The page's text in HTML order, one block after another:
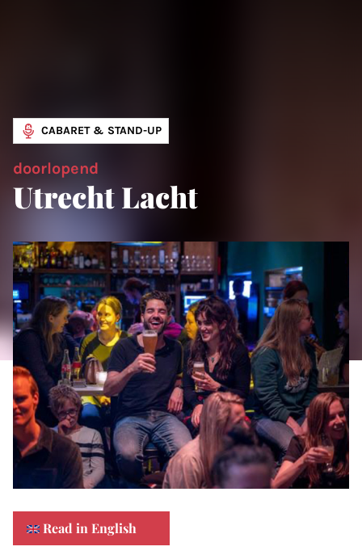
CABARET & STAND-UP
doorlopend
Utrecht Lacht
Read in English